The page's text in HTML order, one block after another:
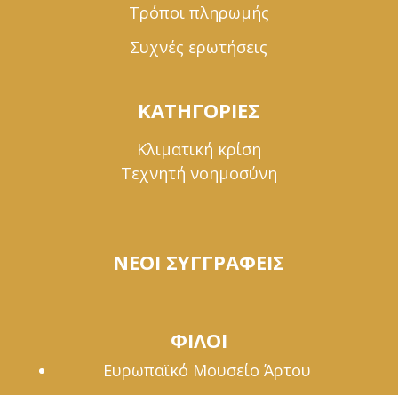
Τρόποι πληρωμής
Συχνές ερωτήσεις
ΚΑΤΗΓΟΡΙΕΣ
Κλιματική κρίση
Τεχνητή νοημοσύνη
ΝΕΟΙ ΣΥΓΓΡΑΦΕΙΣ
ΦΙΛΟΙ
Ευρωπαϊκό Μουσείο Άρτου